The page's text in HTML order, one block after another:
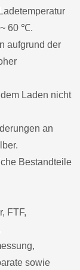
60 ℃.
aufgrund der
Laden nicht
an
Bestandteile
FTF,
sowie